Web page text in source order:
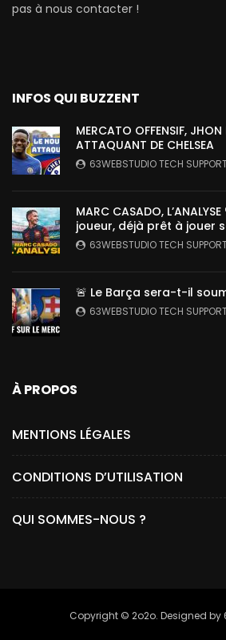
pas à nous contacter !
INFOS QUI BUZZENT
MERCATO OFFENSIF,
ATTAQUANT DE CHELSEA
63WEBSTUDIO TECH
MARC CASADO,
joueur, déjà prêt à jouer
63WEBSTUDIO TECH
🚨 Le Barça sera-t-il
63WEBSTUDIO TECH
À PROPOS
MENTIONS LÉGALES
CONDITIONS D’UTILISATION
QUI SOMMES-NOUS ?
Copyright © 2o2o. Designed by